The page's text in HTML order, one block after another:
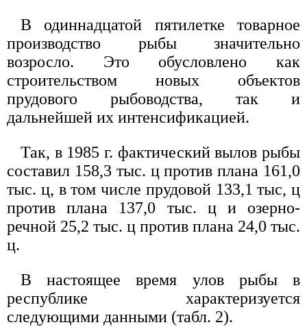
В одиннадцатой пятилетке товарное
производство рыбы значительно
возросло. Это обусловлено как
строительством новых объектов
прудового рыбоводства, так и
дальнейшей их интенсификацией.
Так, в 1985 г. фактический вылов рыбы
составил 158,3 тыс. ц против плана 161,0
тыс. ц, в том числе прудовой 133,1 тыс, ц
против плана 137,0 тыс. ц и озерно-
речной 25,2 тыс. ц против плана 24,0 тыс.
ц.
В настоящее время улов рыбы в
республике характеризуется
следующими данными (табл. 2).